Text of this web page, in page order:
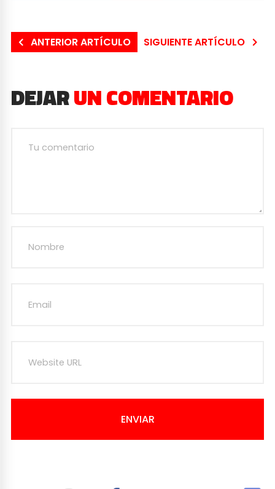
ANTERIOR ARTÍCULO SIGUIENTE ARTÍCULO
DEJARUN COMENTARIO
ENVIAR